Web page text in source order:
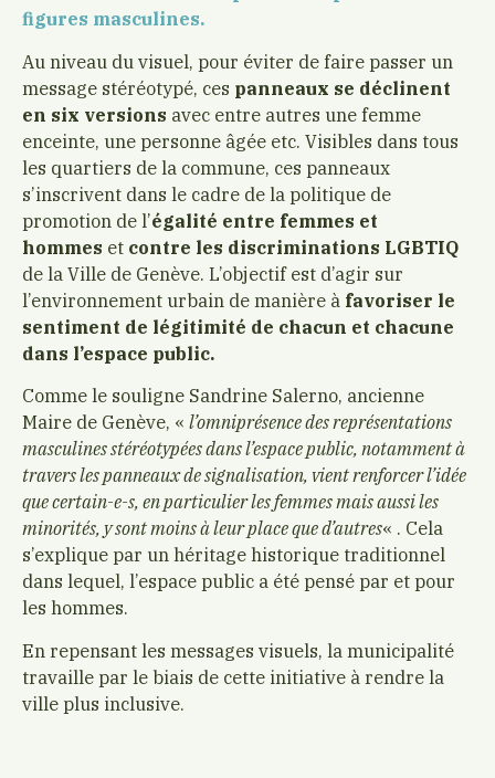
figures masculines.
Au niveau du visuel, pour éviter de faire passer un
message stéréotypé, ces panneaux se déclinent
en six versions avec entre autres une femme
enceinte, une personne âgée etc. Visibles dans tous
les quartiers de la commune, ces panneaux
s’inscrivent dans le cadre de la politique de
promotion de l’égalité entre femmes et
hommes et contre les discriminations LGBTIQ
de la Ville de Genève. L’objectif est d’agir sur
l’environnement urbain de manière à favoriser le
sentiment de légitimité de chacun et chacune
dans l’espace public.
Comme le souligne Sandrine Salerno, ancienne
Maire de Genève, « l’omniprésence des représentations
masculines stéréotypées dans l’espace public, notamment à
travers les panneaux de signalisation, vient renforcer l’idée
que certain-e-s, en particulier les femmes mais aussi les
minorités, y sont moins à leur place que d’autres« . Cela
s’explique par un héritage historique traditionnel
dans lequel, l’espace public a été pensé par et pour
les hommes.
En repensant les messages visuels, la municipalité
travaille par le biais de cette initiative à rendre la
ville plus inclusive.